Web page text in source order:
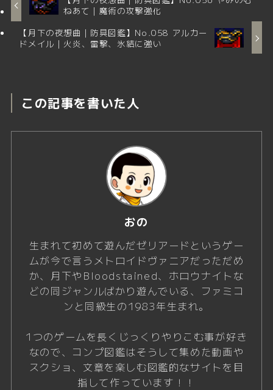
ねあて｜魔術の攻撃強化
【月下の夜想曲｜防具図鑑】No.058 アルカー
ドメイル｜火炎、雷撃、氷結に強い
この記事を書いた人
おの
生まれて初めて遊んだゼリアードというゲー
ムが今で言うメトロイドヴァニアだっただめ
か、月下やBloodstained、ホロウナイトな
どの同ジャンルばかり遊んでいる、ファミコ
ンと同級生の1983年生まれ。
1つのゲームを長くじっくりやりこむ事が好き
なので、コンプ図鑑はそうして集めた動画や
スクショ、文章を楽しむ図鑑的なサイトを目
指して作っています！！